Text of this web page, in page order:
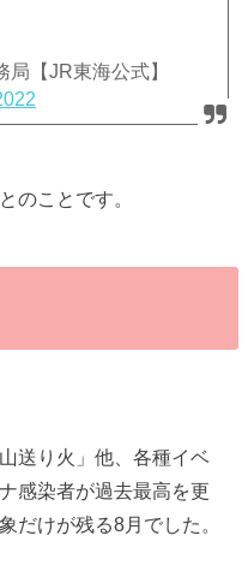
【JR東海公式】
のことです。
送り火」他、各種イベ
感染者が過去最高を更
だけが残る8月でした。